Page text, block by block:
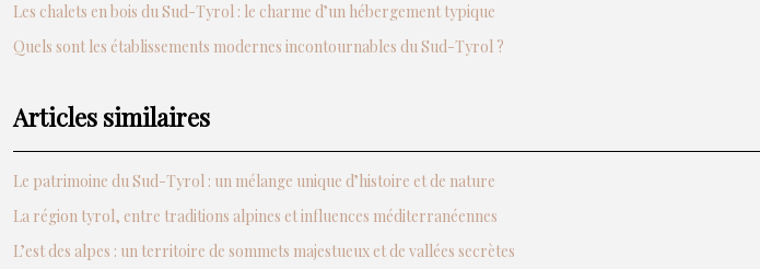
Les chalets en bois du Sud-Tyrol : le charme d’un hébergement typique
Quels sont les établissements modernes incontournables du Sud-Tyrol ?
Articles similaires
Le patrimoine du Sud-Tyrol : un mélange unique d’histoire et de nature
La région tyrol, entre traditions alpines et influences méditerranéennes
L’est des alpes : un territoire de sommets majestueux et de vallées secrètes